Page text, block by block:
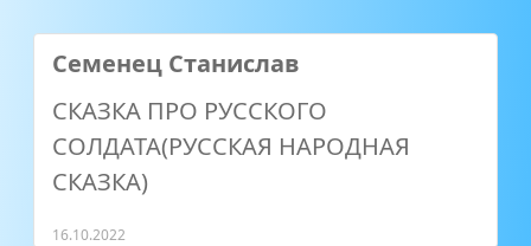
Семенец Станислав
СКАЗКА ПРО РУССКОГО
СОЛДАТА(РУССКАЯ НАРОДНАЯ
СКАЗКА)
16.10.2022